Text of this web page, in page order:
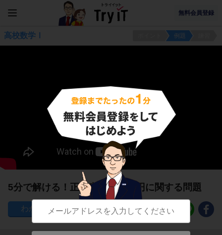
無料会員登録
高校数学Ⅰ 例題
5分で解ける！正弦定理と外接円に関する問題
133